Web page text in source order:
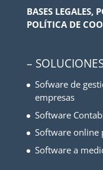
BASES LEGALES,
POLÍTICA DE
–
Sofware de
empresas
Software
Software online
Software a